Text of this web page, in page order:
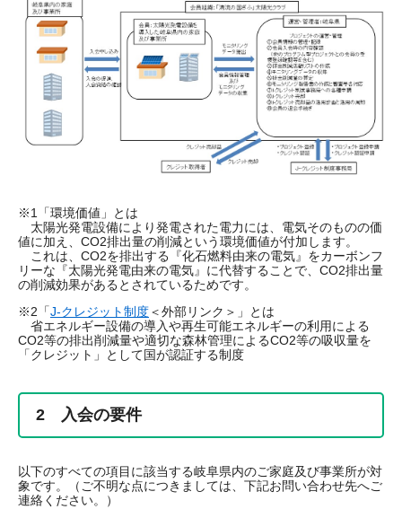
※1「環境価値」とは
太陽光発電設備により発電された電力には、電気そのものの価
値に加え、CO2排出量の削減という環境価値が付加します。
これは、CO2を排出する『化石燃料由来の電気』をカーボンフ
リーな『太陽光発電由来の電気』に代替することで、CO2排出量
の削減効果があるとされているためです。​
※2「J-クレジット制度＜外部リンク＞ 」とは
省エネルギー設備の導入や再生可能エネルギーの利用による
CO2等の排出削減量や適切な森林管理によるCO2等の吸収量を
「クレジット」として国が認証する制度​
2 入会の要件
以下のすべての項目に該当する岐阜県内のご家庭及び事業所が対
象です。（ご不明な点につきましては、下記お問い合わせ先へご
連絡ください。）